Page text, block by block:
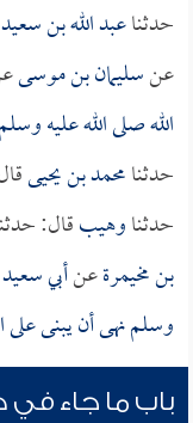
حدثناعبد الله بن سعيد
عنسليمان بن موسى
الله صلى الله عليه
حدثنامحمد بن يحيى
حدثناوهيبقال:
بن مخيمرةعنأبي سعيد
وسلم نهى أن يبنى على
باب ما جاء في